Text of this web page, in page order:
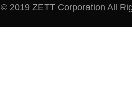
© 2019 ZETT Corporation All